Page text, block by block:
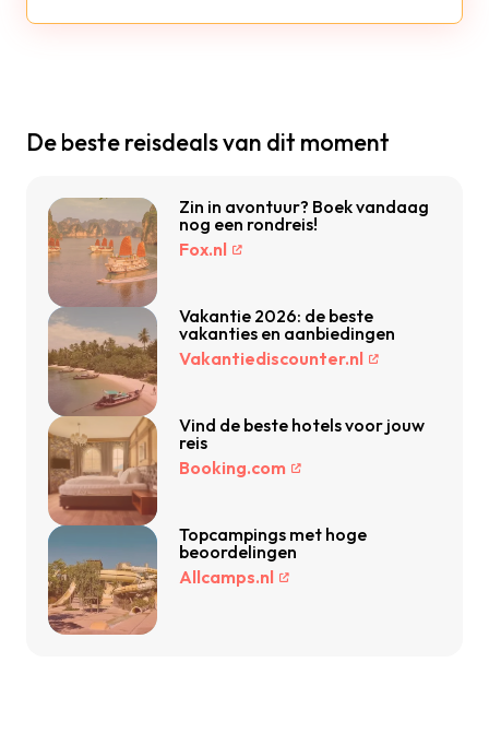
De beste reisdeals van dit moment
Zin in avontuur? Boek vandaag
nog een rondreis!
Fox.nl
Vakantie 2026: de beste
vakanties en aanbiedingen
Vakantiediscounter.nl
Vind de beste hotels voor jouw
reis
Booking.com
Topcampings met hoge
beoordelingen
Allcamps.nl